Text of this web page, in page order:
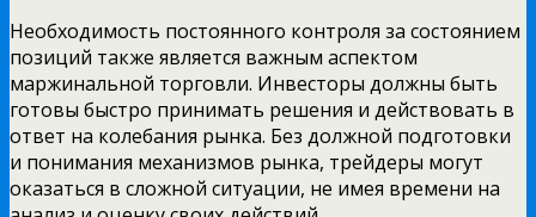
Необходимость постоянного контроля за состоянием
позиций также является важным аспектом
маржинальной торговли. Инвесторы должны быть
готовы быстро принимать решения и действовать в
ответ на колебания рынка. Без должной подготовки
и понимания механизмов рынка, трейдеры могут
оказаться в сложной ситуации, не имея времени на